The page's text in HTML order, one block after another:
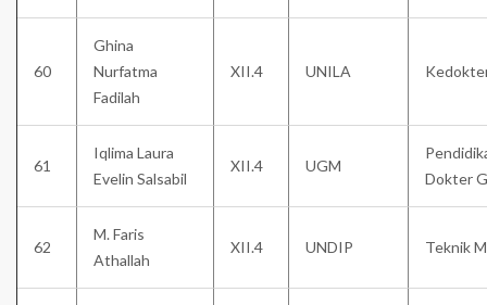
60
Ghina
Nurfatma
Fadilah
XII.4 UNILA
61
Iqlima Laura
Evelin Salsabil
XII.4 UGM
Dokter
62
M. Faris
Athallah
XII.4 UNDIP Teknik